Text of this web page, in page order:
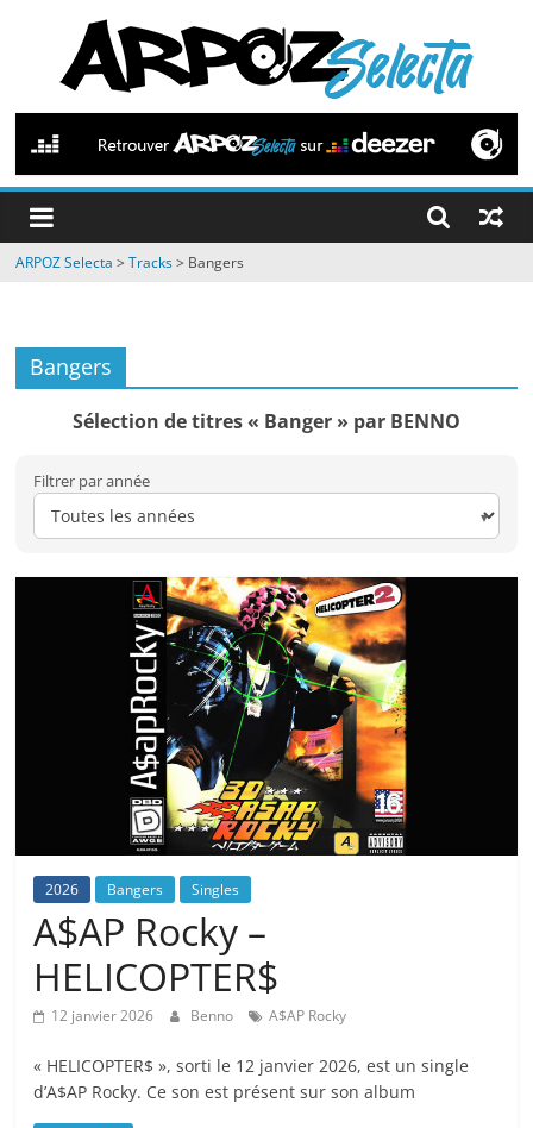
contenu
ARPOZ
Selecta
by
ARPOZ
ARPOZ Selecta >Tracks> Bangers
Bangers
Sélection de titres « Banger » par BENNO
Filtrer par année
2026 Bangers Singles
A$AP Rocky –
HELICOPTER$
12 janvier 2026 Benno A$AP Rocky
« HELICOPTER$ », sorti le 12 janvier 2026, est un single
d’A$AP Rocky. Ce son est présent sur son album